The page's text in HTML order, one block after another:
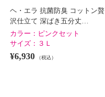
ヘ・エラ 抗菌防臭 コットン贅
沢仕立て 深ばき五分丈…
カラー： ピンクセット
サイズ： ３Ｌ
¥6,930 （税込）